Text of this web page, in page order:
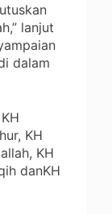
lanjut
dalam
KH
KH
danKH